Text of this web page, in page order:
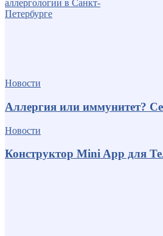
Новости
Аллергия или иммунитет?
Новости
Конструктор Mini App для